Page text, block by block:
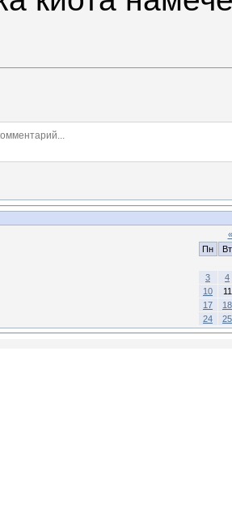
«
Пн
Вт
3
4
10
11
17
18
24
25